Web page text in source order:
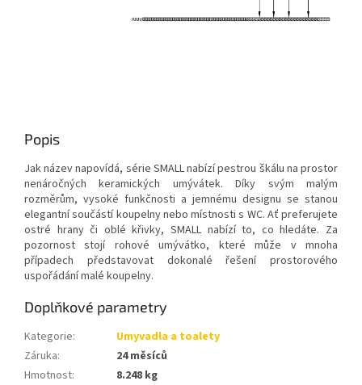
Popis
Jak název napovídá, série SMALL nabízí pestrou škálu na prostor
nenáročných keramických umývátek. Díky svým malým
rozměrům, vysoké funkčnosti a jemnému designu se stanou
elegantní součástí koupelny nebo místnosti s WC. Ať preferujete
ostré hrany či oblé křivky, SMALL nabízí to, co hledáte. Za
pozornost stojí rohové umývátko, které může v mnoha
případech představovat dokonalé řešení prostorového
uspořádání malé koupelny.
Doplňkové parametry
Kategorie:
Umyvadla a toalety
Záruka:
24 měsíců
Hmotnost:
8.248 kg